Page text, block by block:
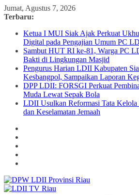
Skip
to
Jumat, Agustus 7, 2026
Terbaru:
Ketua I MUI Siak Ajak Perkuat
Digital pada Pengajian Umum PC
Sambut HUT RI ke-81, Warga PC
Bakti di Lingkungan Masjid
Pengurus Harian LDII Kabupaten
Kesbangpol, Sampaikan Laporan
DPP LDII: FORSGI Perkuat
Muda Lewat Sepak Bola
LDII Usulkan Reformasi Tata Kelola
dan Keselamatan Jemaah